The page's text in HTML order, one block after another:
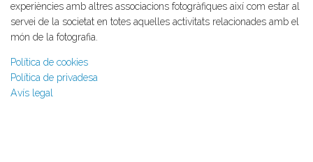
experiències amb altres associacions fotogràfiques així com estar al
servei de la societat en totes aquelles activitats relacionades amb el
món de la fotografia.
Política de cookies
Política de privadesa
Avís legal